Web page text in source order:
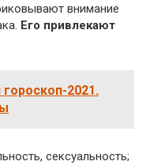
внимание
Его привлекают
2021.
сексуальность;